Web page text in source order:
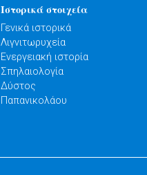
Ιστορικά στοιχεία
Γενικά ιστορικά
Λιγνιτωρυχεία
Ενεργειακή ιστορία
Σπηλαιολογία
Δύστος
Παπανικολάου